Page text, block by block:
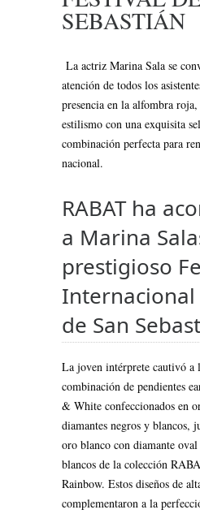
SEBASTIÁN
La actriz Marina Sala se
atención de todos los
presencia en la alfombra
estilismo con una exquisita
combinación perfecta para
nacional.
RABAT ha
a Marina
prestigioso
Internacional
de San
La joven intérprete cautivó a
combinación de pendientes
& White confeccionados en
diamantes negros y blancos,
oro blanco con diamante
blancos de la colección
Rainbow. Estos diseños de
complementaron a la